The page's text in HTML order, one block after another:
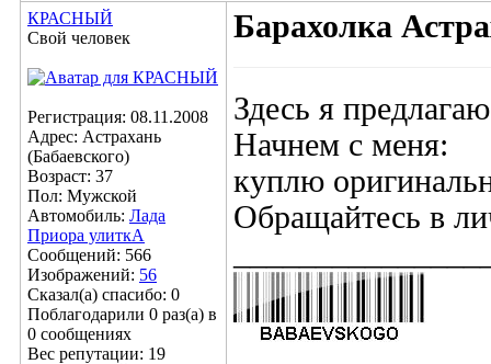
КРАСНЫЙ
Свой человек
Регистрация: 08.11.2008
Адрес: Астрахань
(Бабаевского)
Возраст: 37
Пол: Мужской
Автомобиль: Лада
Приора улиткА
Сообщений: 566
Изображений: 56
Сказал(а) спасибо: 0
Поблагодарили 0 раз(а) в
0 сообщениях
Вес репутации: 19
Барахолка
Здесь я
Начнем с меня:
куплю
Обращайтесь в